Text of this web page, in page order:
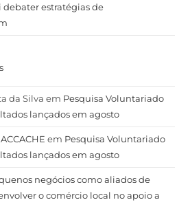
debater estratégias de
da Silva em Pesquisa Voluntariado
lançados em agosto
em Pesquisa Voluntariado
lançados em agosto
negócios como aliados de
o comércio local no apoio a